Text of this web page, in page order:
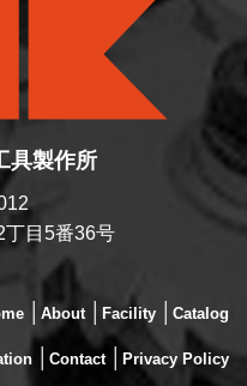
具製作所
丁目5番36号
About Facility Catalog
Contact│ Privacy Policy